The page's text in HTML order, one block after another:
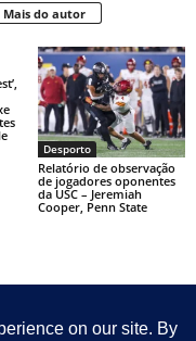
Mais do autor
Desporto
Relatório de observação
de jogadores oponentes
da USC – Jeremiah
Cooper, Penn State